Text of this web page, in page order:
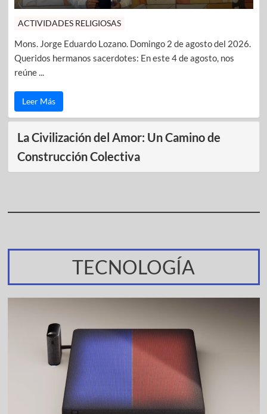
ACTIVIDADES RELIGIOSAS
Mons. Jorge Eduardo Lozano. Domingo 2 de agosto del 2026.
Queridos hermanos sacerdotes: En este 4 de agosto, nos
reúne ...
Leer Más
La Civilización del Amor: Un Camino de
Construcción Colectiva
TECNOLOGÍA